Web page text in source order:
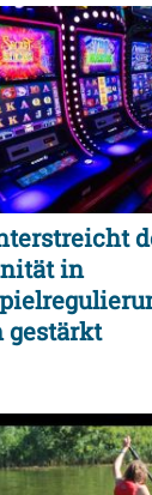
in
gestärkt